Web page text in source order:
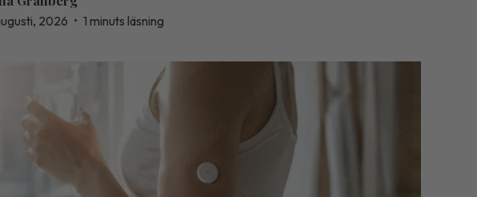
2026 • 1 minuts läsning